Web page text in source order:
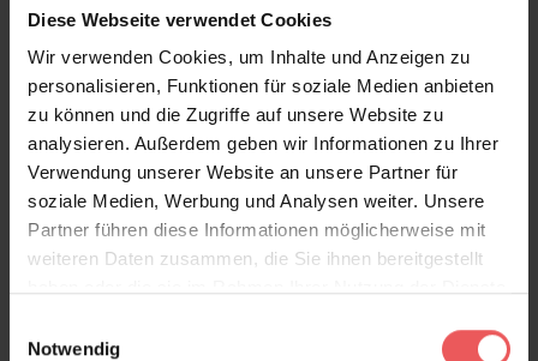
Diese Webseite verwendet Cookies
Wir verwenden Cookies, um Inhalte und Anzeigen zu
personalisieren, Funktionen für soziale Medien anbieten
zu können und die Zugriffe auf unsere Website zu
analysieren. Außerdem geben wir Informationen zu Ihrer
Verwendung unserer Website an unsere Partner für
soziale Medien, Werbung und Analysen weiter. Unsere
Partner führen diese Informationen möglicherweise mit
weiteren Daten zusammen, die Sie ihnen bereitgestellt
Notwendig
Alicante white, col. 04
221,00 €